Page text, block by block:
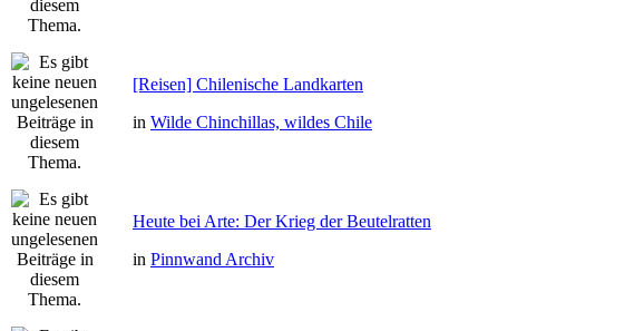
[Reisen] Chilenische Landkarten
in Wilde Chinchillas, wildes Chile
Heute bei Arte: Der Krieg der Beutelratten
in Pinnwand Archiv